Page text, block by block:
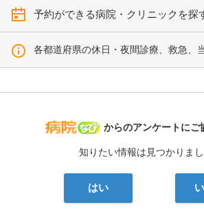
予約ができる病院・クリニックを探
各都道府県の休日・夜間診療、救急、
病院なび
からのアンケートにご
知りたい情報は見つかりま
はい